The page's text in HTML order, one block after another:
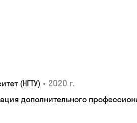
(НГТУ) • 2020 г.
дополнительного